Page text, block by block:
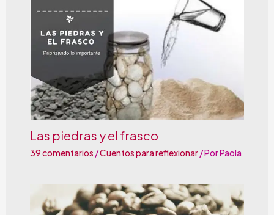
Las piedras y el frasco
39 comentarios /Cuentos para reflexionar/ PorPaola